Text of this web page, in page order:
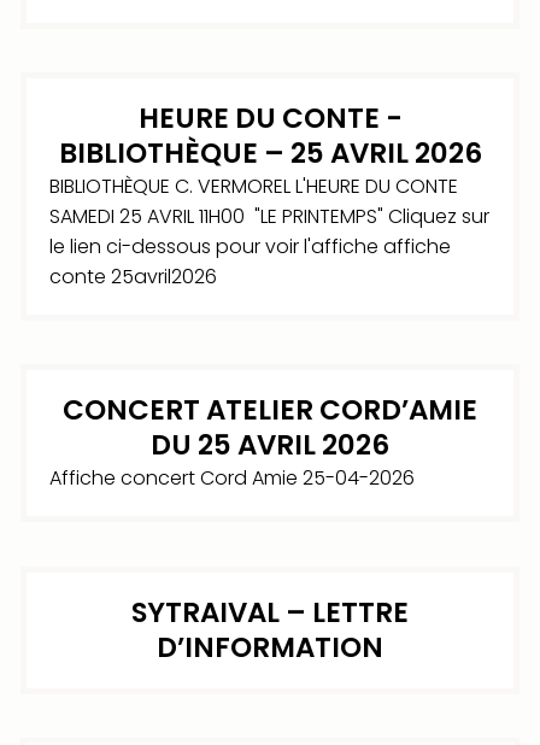
HEURE DU CONTE -
BIBLIOTHÈQUE – 25 AVRIL 2026
BIBLIOTHÈQUE C. VERMOREL L'HEURE DU CONTE
SAMEDI 25 AVRIL 11H00 "LE PRINTEMPS" Cliquez sur
le lien ci-dessous pour voir l'affiche affiche
conte 25avril2026
CONCERT ATELIER CORD’AMIE
DU 25 AVRIL 2026
Affiche concert Cord Amie 25-04-2026
SYTRAIVAL – LETTRE
D’INFORMATION